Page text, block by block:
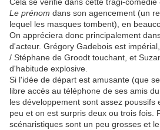
Le prénom dans son agencement (un
lequel les masques tombent), en
On appréciera donc principalement
d'acteur. Grégory Gadebois est
/ Stéphane de Groodt touchant, et
d'habitude explosive.
Si l'idée de départ est amusante (que
libre accès au téléphone de ses amis
les développement sont assez poussifs
peu et on est surpris deux ou trois fois.
scénaristiques sont un peu grosses et